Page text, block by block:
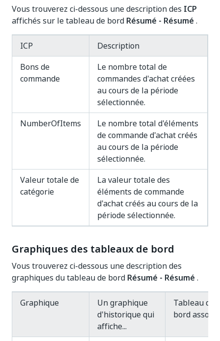
Vous trouverez ci-dessous une description des ICP
affichés sur le tableau de bord Résumé - Résumé .
ICP
Description
Bons de
commande
Le nombre total de
commandes d'achat créées
au cours de la période
sélectionnée.
NumberOfItems
Le nombre total d'éléments
de commande d'achat créés
au cours de la période
sélectionnée.
Valeur totale de
catégorie
La valeur totale des
éléments de commande
d'achat créés au cours de la
période sélectionnée.
Graphiques des tableaux de bord
Vous trouverez ci-dessous une description des
graphiques du tableau de bord Résumé - Résumé .
Graphique
Un graphique
d'historique qui
affiche...
Tableau de
bord associé